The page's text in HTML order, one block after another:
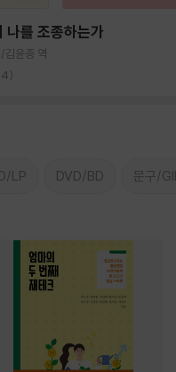
나를 조종하는가
김윤종 역
)
LP DVD/BD 문구/